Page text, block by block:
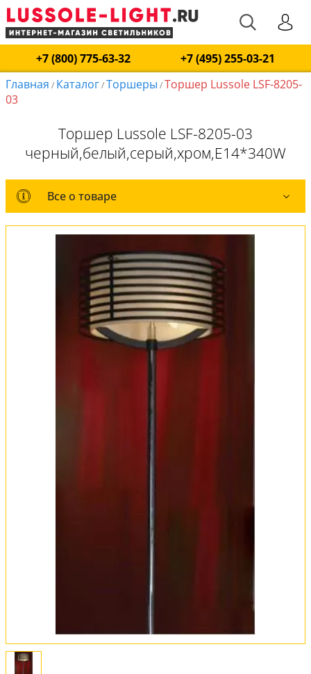
+7 (800) 775-63-32
+7 (495) 255-03-21
Главная / Каталог/Торшеры /Торшер Lussole LSF-8205-
03
Торшер Lussole LSF-8205-03
черный,белый,серый,хром,E14*340W
Все о товаре
Все о товаре
Комплект лампочек
Вся коллекция
Оплата и доставка